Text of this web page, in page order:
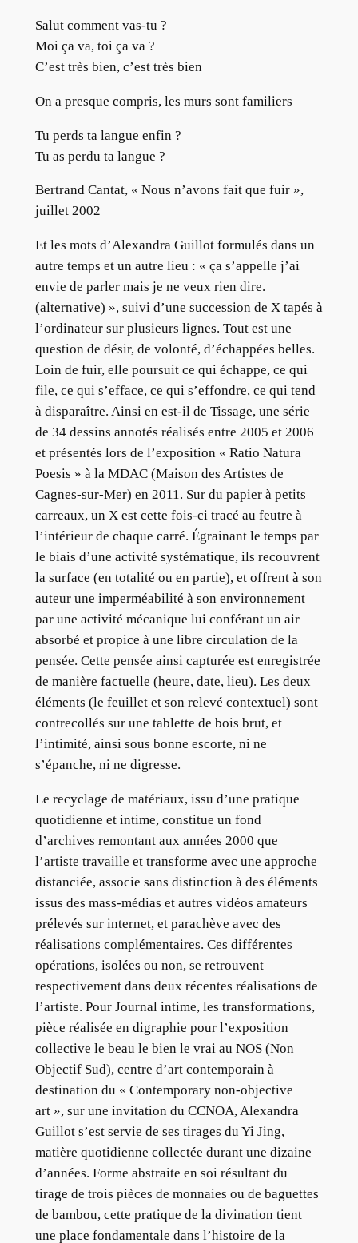
Salut comment vas-tu ?
Moi ça va, toi ça va ?
C’est très bien, c’est très bien
On a presque compris, les murs sont familiers
Tu perds ta langue enfin ?
Tu as perdu ta langue ?
Bertrand Cantat, « Nous n’avons fait que fuir »,
juillet 2002
Et les mots d’Alexandra Guillot formulés dans un
autre temps et un autre lieu : « ça s’appelle j’ai
envie de parler mais je ne veux rien dire.
(alternative) », suivi d’une succession de X tapés à
l’ordinateur sur plusieurs lignes. Tout est une
question de désir, de volonté, d’échappées belles.
Loin de fuir, elle poursuit ce qui échappe, ce qui
file, ce qui s’efface, ce qui s’effondre, ce qui tend
à disparaître. Ainsi en est-il de Tissage, une série
de 34 dessins annotés réalisés entre 2005 et 2006
et présentés lors de l’exposition « Ratio Natura
Poesis » à la MDAC (Maison des Artistes de
Cagnes-sur-Mer) en 2011. Sur du papier à petits
carreaux, un X est cette fois-ci tracé au feutre à
l’intérieur de chaque carré. Égrainant le temps par
le biais d’une activité systématique, ils recouvrent
la surface (en totalité ou en partie), et offrent à son
auteur une imperméabilité à son environnement
par une activité mécanique lui conférant un air
absorbé et propice à une libre circulation de la
pensée. Cette pensée ainsi capturée est enregistrée
de manière factuelle (heure, date, lieu). Les deux
éléments (le feuillet et son relevé contextuel) sont
contrecollés sur une tablette de bois brut, et
l’intimité, ainsi sous bonne escorte, ni ne
s’épanche, ni ne digresse.
Le recyclage de matériaux, issu d’une pratique
quotidienne et intime, constitue un fond
d’archives remontant aux années 2000 que
l’artiste travaille et transforme avec une approche
distanciée, associe sans distinction à des éléments
issus des mass-médias et autres vidéos amateurs
prélevés sur internet, et parachève avec des
réalisations complémentaires. Ces différentes
opérations, isolées ou non, se retrouvent
respectivement dans deux récentes réalisations de
l’artiste. Pour Journal intime, les transformations,
pièce réalisée en digraphie pour l’exposition
collective le beau le bien le vrai au NOS (Non
Objectif Sud), centre d’art contemporain à
destination du « Contemporary non-objective
art », sur une invitation du CCNOA, Alexandra
Guillot s’est servie de ses tirages du Yi Jing,
matière quotidienne collectée durant une dizaine
d’années. Forme abstraite en soi résultant du
tirage de trois pièces de monnaies ou de baguettes
de bambou, cette pratique de la divination tient
une place fondamentale dans l’histoire de la